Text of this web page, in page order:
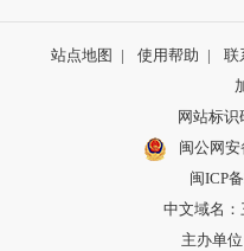
站点地图 | 使用帮助 | 联
网站标识
闽公网
闽ICP
中文域名
主办单